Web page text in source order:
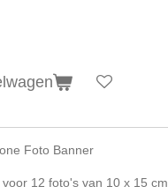
Foto Banner
12 foto's van 10 x 15